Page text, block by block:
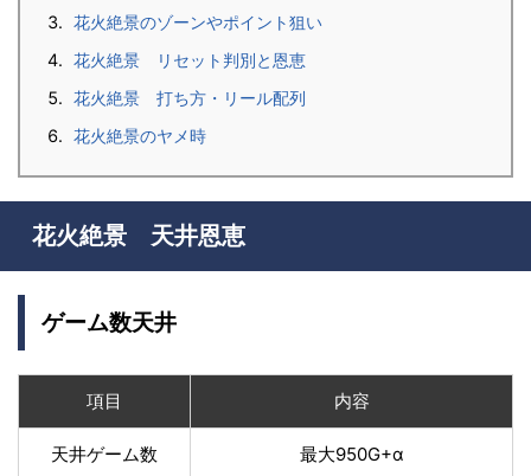
花火絶景のゾーンやポイント狙い
花火絶景 リセット判別と恩恵
花火絶景 打ち方・リール配列
花火絶景のヤメ時
花火絶景 天井恩恵
ゲーム数天井
項目 内容
天井ゲーム数 最大950G+α